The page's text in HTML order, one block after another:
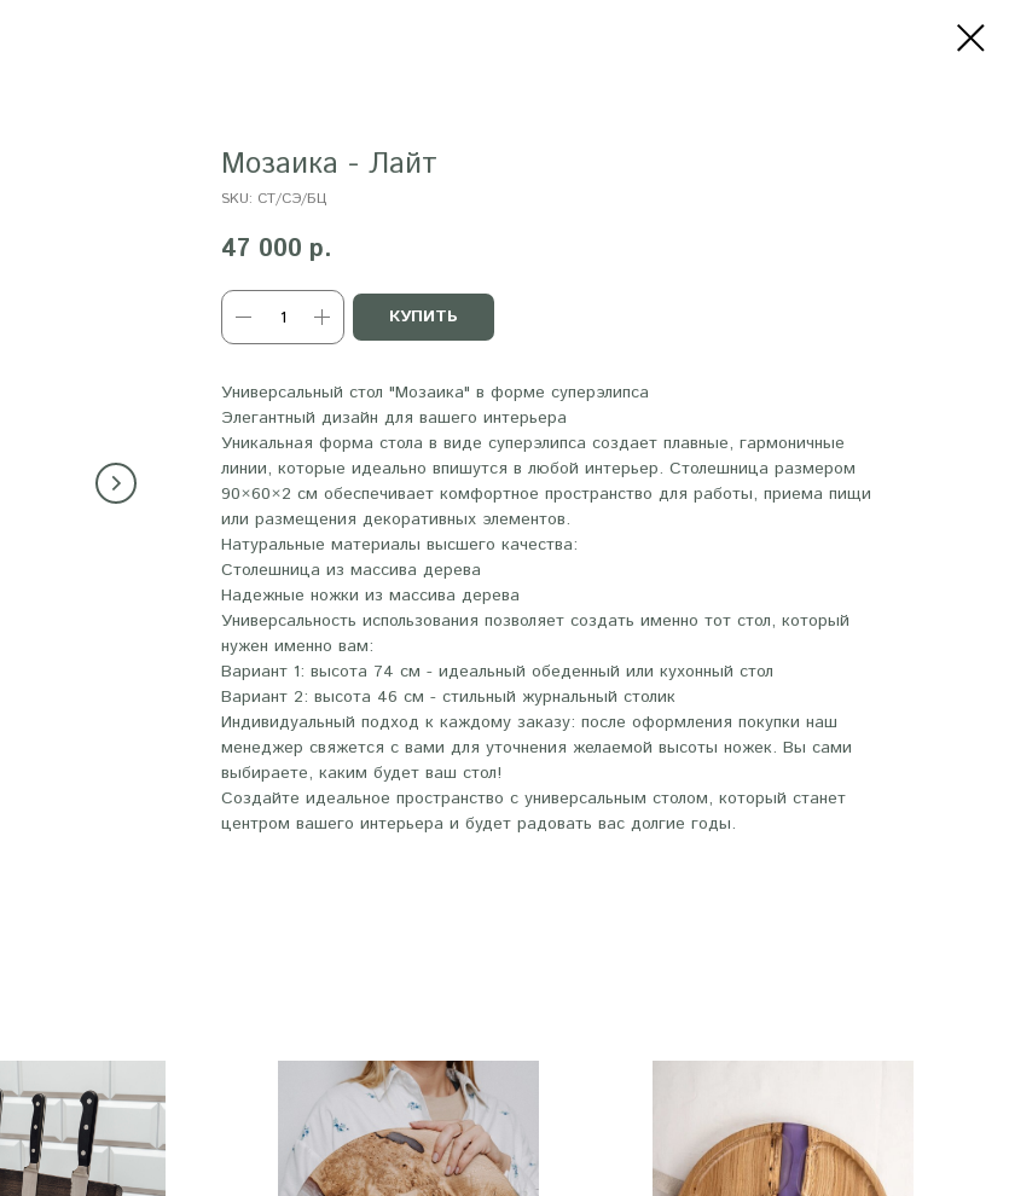
Мозаика - Лайт
SKU: СТ/СЭ/БЦ
47 000 р.
КУПИТЬ
Универсальный стол "Мозаика" в форме суперэлипса
Элегантный дизайн для вашего интерьера
Уникальная форма стола в виде суперэлипса создает плавные, гармоничные
линии, которые идеально впишутся в любой интерьер. Столешница размером
90×60×2 см обеспечивает комфортное пространство для работы, приема пищи
или размещения декоративных элементов.
Натуральные материалы высшего качества:
Столешница из массива дерева
Надежные ножки из массива дерева
Универсальность использования позволяет создать именно тот стол, который
нужен именно вам:
Вариант 1: высота 74 см - идеальный обеденный или кухонный стол
Вариант 2: высота 46 см - стильный журнальный столик
Индивидуальный подход к каждому заказу: после оформления покупки наш
менеджер свяжется с вами для уточнения желаемой высоты ножек. Вы сами
выбираете, каким будет ваш стол!
Создайте идеальное пространство с универсальным столом, который станет
центром вашего интерьера и будет радовать вас долгие годы.